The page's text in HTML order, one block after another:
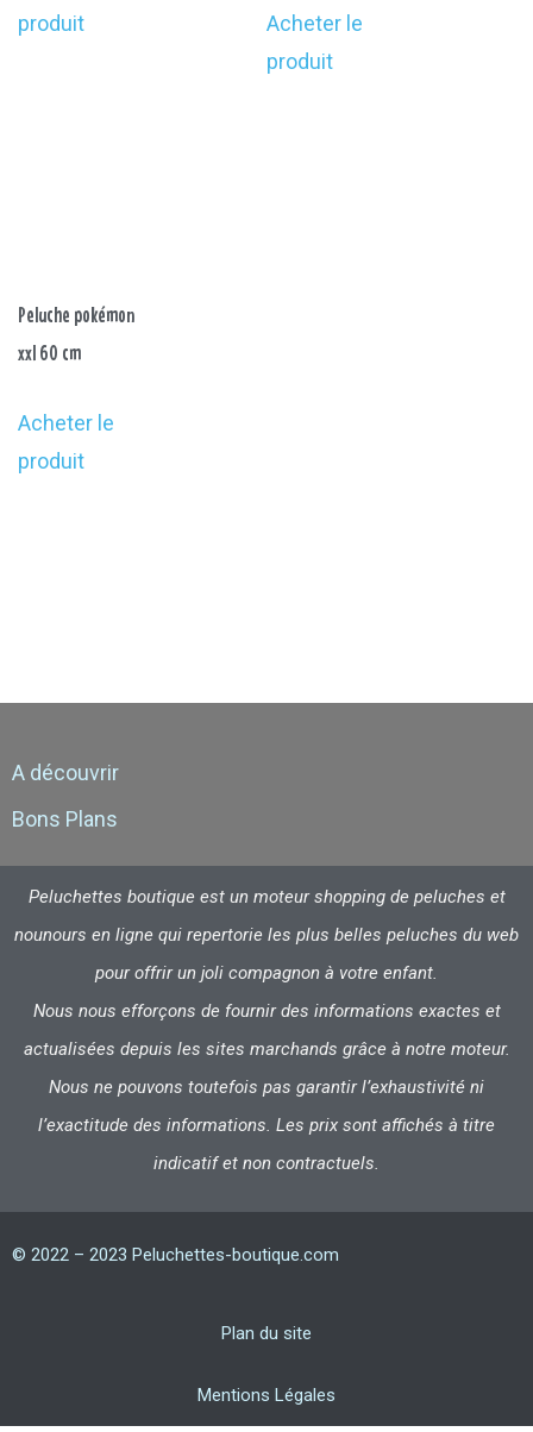
produit
Acheter le
produit
Peluche pokémon
xxl 60 cm
Acheter le
produit
A découvrir
Bons Plans
Peluchettes boutique est un moteur shopping de peluches et
nounours en ligne qui repertorie les plus belles peluches du web
pour offrir un joli compagnon à votre enfant.
Nous nous efforçons de fournir des informations exactes et
actualisées depuis les sites marchands grâce à notre moteur.
Nous ne pouvons toutefois pas garantir l’exhaustivité ni
l’exactitude des informations. Les prix sont affichés à titre
indicatif et non contractuels.
© 2022 – 2023 Peluchettes-boutique.com
Plan du site
Mentions Légales